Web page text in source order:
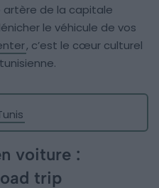
artère de la capitale
le véhicule de vos
, c’est le cœur culturel
voiture :
trip